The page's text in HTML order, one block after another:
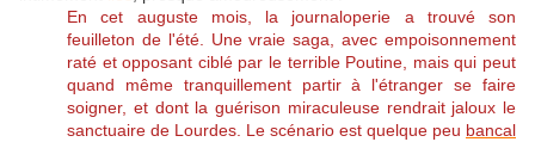
En cet auguste mois, la journaloperie a trouvé son
feuilleton de l'été. Une vraie saga, avec empoisonnement
raté et opposant ciblé par le terrible Poutine, mais qui peut
quand même tranquillement partir à l'étranger se faire
soigner, et dont la guérison miraculeuse rendrait jaloux le
sanctuaire de Lourdes. Le scénario est quelque peu bancal